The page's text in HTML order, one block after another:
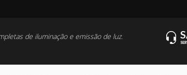
de iluminação e emissão de luz.